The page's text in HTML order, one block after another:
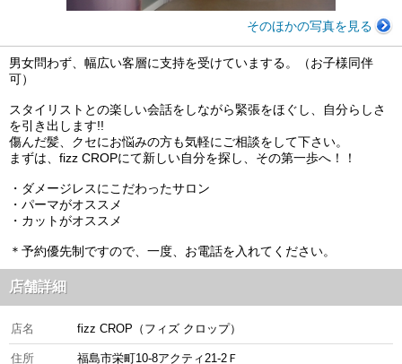
そのほかの写真を見る
男女問わず、幅広い客層に支持を受けていまする。（お子様同伴
可）
スタイリストとの楽しい会話をしながら緊張をほぐし、自分らしさ
を引き出します!!
傷んだ髪、クセにお悩みの方も気軽にご相談をして下さい。
まずは、fizz CROPにて新しい自分を探し、その第一歩へ！！
・ダメージレスにこだわったサロン
・パーマがオススメ
・カットがオススメ
＊予約優先制ですので、一度、お電話を入れてください。
店舗詳細
店名 fizz CROP（フィズ クロップ）
住所 福島市栄町10-8アクティ21‐2Ｆ